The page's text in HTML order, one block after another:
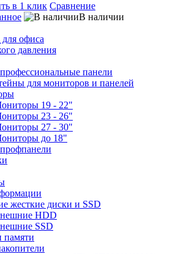
в 1 клик Сравнение
В наличии
офиса
давления
панели
для мониторов и панелей
19 - 22"
23 - 26"
27 - 30"
до 18"
жесткие диски и SSD
HDD
SSD
памяти